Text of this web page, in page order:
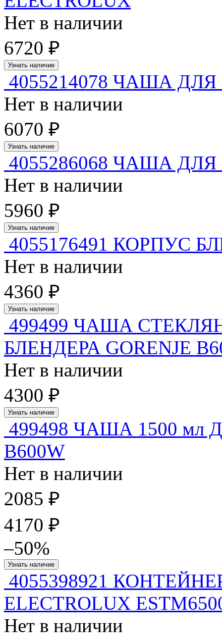
Нет в наличии
6720 ₽
Узнать наличие
4055214078 ЧАША
Нет в наличии
6070 ₽
Узнать наличие
4055286068 ЧАША
Нет в наличии
5960 ₽
Узнать наличие
4055176491 КОРПУС
Нет в наличии
4360 ₽
Узнать наличие
499499 ЧАША
БЛЕНДЕРА GORENJE
Нет в наличии
4300 ₽
Узнать наличие
499498 ЧАША 1500 мл
B600W
Нет в наличии
2085 ₽
4170 ₽
–50%
Узнать наличие
4055398921
ELECTROLUX
Нет в наличии